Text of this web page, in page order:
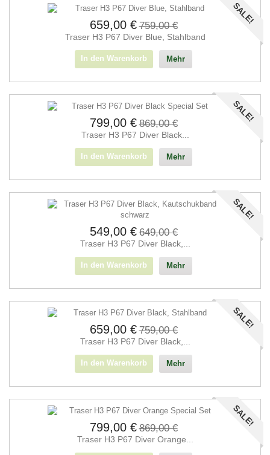
SALE!
659,00 € 759,00 €
Traser H3 P67 Diver Blue, Stahlband
In den Warenkorb Mehr
SALE!
799,00 € 869,00 €
Traser H3 P67 Diver Black...
In den Warenkorb Mehr
SALE!
549,00 € 649,00 €
Traser H3 P67 Diver Black,...
In den Warenkorb Mehr
SALE!
659,00 € 759,00 €
Traser H3 P67 Diver Black,...
In den Warenkorb Mehr
SALE!
799,00 € 869,00 €
Traser H3 P67 Diver Orange...